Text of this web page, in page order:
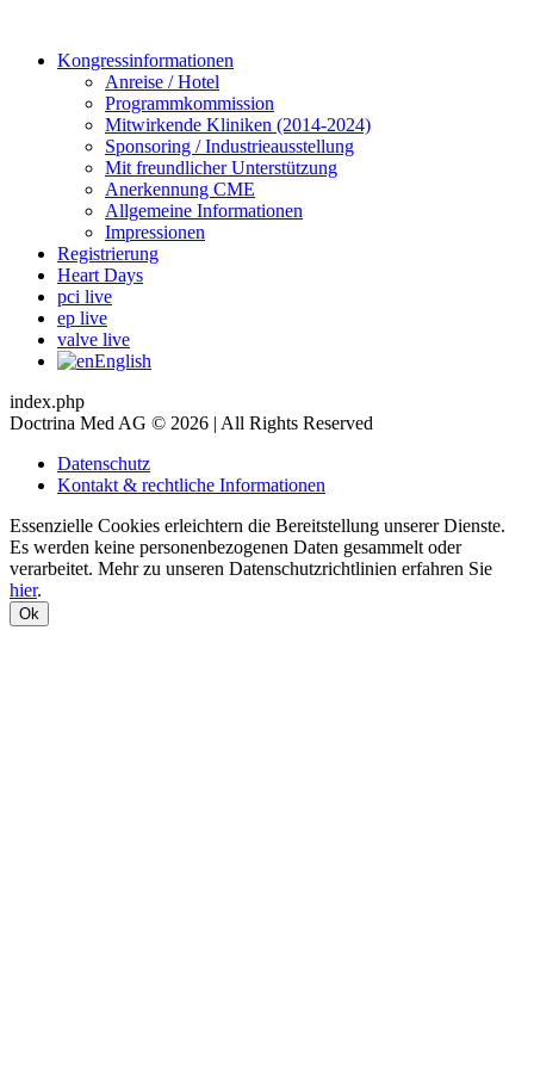
Kongressinformationen
Anreise / Hotel
Programmkommission
Mitwirkende Kliniken (2014-2024)
Sponsoring / Industrieausstellung
Mit freundlicher Unterstützung
Anerkennung CME
Allgemeine Informationen
Impressionen
Registrierung
Heart Days
pci live
ep live
valve live
English
index.php
Doctrina Med AG © 2026 | All Rights Reserved
Datenschutz
Kontakt & rechtliche Informationen
Essenzielle Cookies erleichtern die Bereitstellung unserer Dienste.
Es werden keine personenbezogenen Daten gesammelt oder
verarbeitet. Mehr zu unseren Datenschutzrichtlinien erfahren Sie
hier.
Ok